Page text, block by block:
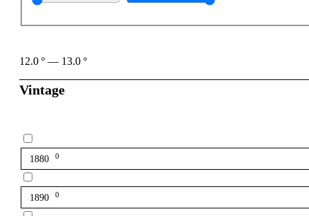
12.0 º — 13.0 º
Vintage
1880 0
1890 0